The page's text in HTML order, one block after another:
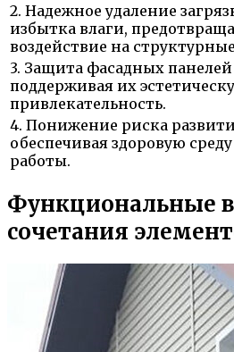
2. Надежное удаление
избытка влаги,
воздействие на
3. Защита фасадных
поддерживая их
привлекательность.
4. Понижение риска
обеспечивая здоровую
работы.
Функциональные
сочетания